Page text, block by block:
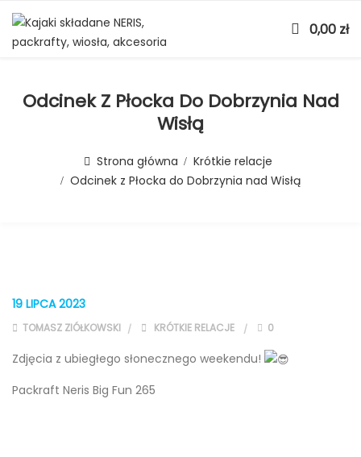
0,00 zł
Odcinek Z Płocka Do Dobrzynia Nad
Wisłą
Strona główna
Krótkie relacje
Odcinek z Płocka do Dobrzynia nad Wisłą
19 LIPCA 2023
TOMASZ ZIÓŁKOWSKI KRÓTKIE RELACJE 0
Zdjęcia z ubiegłego słonecznego weekendu!
Packraft Neris Big Fun 265